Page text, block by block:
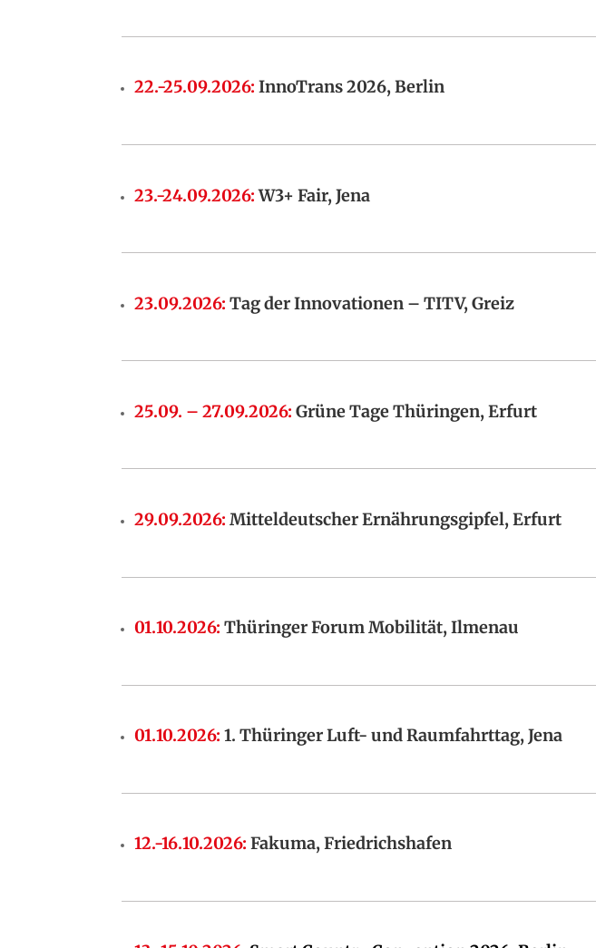
22.-25.09.2026:InnoTrans 2026, Berlin
23.-24.09.2026:W3+ Fair, Jena
23.09.2026:Tag der Innovationen – TITV, Greiz
25.09. – 27.09.2026:Grüne Tage Thüringen, Erfurt
29.09.2026:Mitteldeutscher Ernährungsgipfel, Erfurt
01.10.2026:Thüringer Forum Mobilität, Ilmenau
01.10.2026:1. Thüringer Luft- und Raumfahrttag, Jena
12.-16.10.2026:Fakuma, Friedrichshafen